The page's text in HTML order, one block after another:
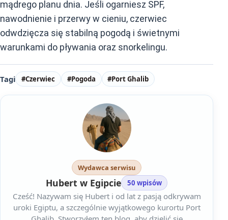
mądrego planu dnia. Jeśli ogarniesz SPF,
nawodnienie i przerwy w cieniu, czerwiec
odwdzięcza się stabilną pogodą i świetnymi
warunkami do pływania oraz snorkelingu.
Tagi #Czerwiec #Pogoda #Port Ghalib
Wydawca serwisu
Hubert w Egipcie 50 wpisów
Cześć! Nazywam się Hubert i od lat z pasją odkrywam
uroki Egiptu, a szczególnie wyjątkowego kurortu Port